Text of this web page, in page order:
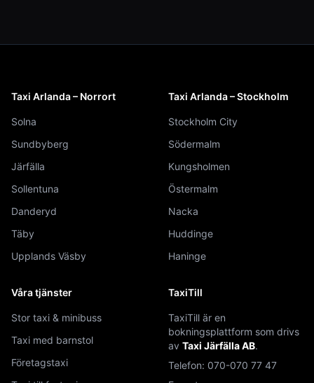
Taxi Arlanda – Norrort
Solna
Sundbyberg
Järfälla
Sollentuna
Danderyd
Täby
Upplands Väsby
Taxi Arlanda – Stockholm
Stockholm City
Södermalm
Kungsholmen
Östermalm
Nacka
Huddinge
Haninge
Våra tjänster
Stor taxi & minibuss
Taxi med barnstol
Företagstaxi
TaxiTill
TaxiTill är en
bokningsplattform som drivs
av Taxi Järfälla AB.
Telefon: 070-070 77 47